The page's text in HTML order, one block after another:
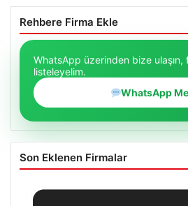
Rehbere Firma Ekle
WhatsApp üzerinden bize ulaşın,
listeleyelim.
WhatsApp
Son Eklenen Firmalar